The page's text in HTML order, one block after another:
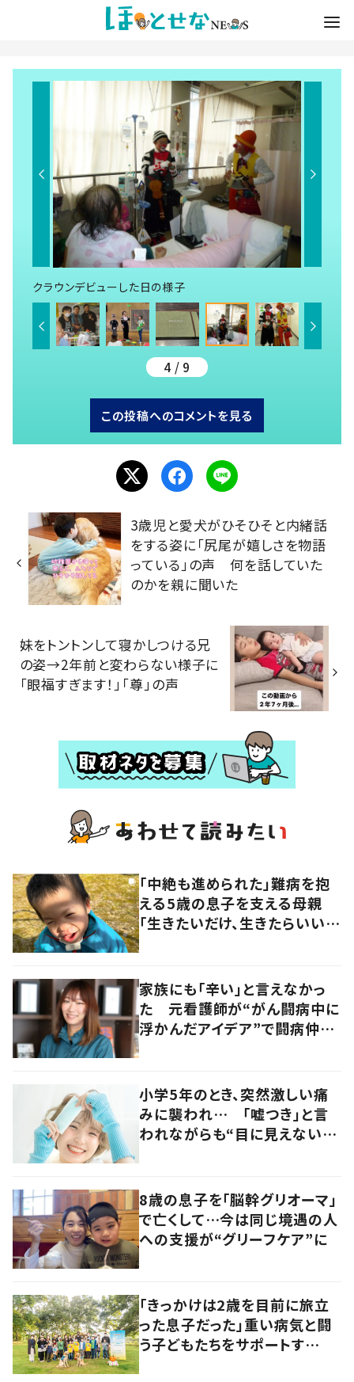
クラウンデビューした日の様子
4 / 9
この投稿へのコメントを見る
3歳児と愛犬がひそひそと内緒話
をする姿に「尻尾が嬉しさを物語
っている」の声 何を話していた
のかを親に聞いた
妹をトントンして寝かしつける兄
の姿→2年前と変わらない様子に
「眼福すぎます！」「尊」の声
「中絶も進められた」難病を抱
える5歳の息子を支える母親
「生きたいだけ、生きたらいい」
家族にも「辛い」と言えなかっ
た 元看護師が“がん闘病中に
浮かんだアイデア”で闘病仲間
小学5年のとき、突然激しい痛
みに襲われ… 「嘘つき」と言
われながらも“目に見えない
8歳の息子を「脳幹グリオーマ」
で亡くして…今は同じ境遇の人
への支援が“グリーフケア”に
「きっかけは2歳を目前に旅立
った息子だった」重い病気と闘
う子どもたちをサポートす